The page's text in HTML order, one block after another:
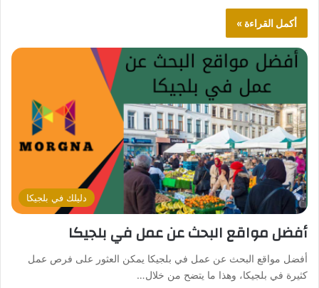
أكمل القراءة »
دليلك في بلجيكا
أفضل مواقع البحث عن عمل في بلجيكا
أفضل مواقع البحث عن عمل في بلجيكا يمكن العثور على فرص عمل
كثيرة في بلجيكا، وهذا ما يتضح من خلال…